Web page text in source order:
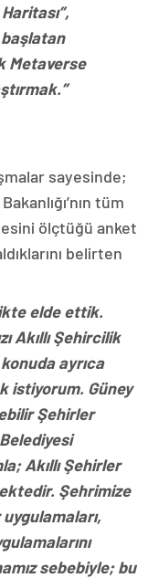
başlatan
Metaverse
sayesinde;
tüm
ölçtüğü anket
belirten
elde ettik.
Akıllı Şehircilik
ayrıca
istiyorum. Güney
Şehirler
Akıllı Şehirler
Şehrimize
uygulamaları,
sebebiyle; bu